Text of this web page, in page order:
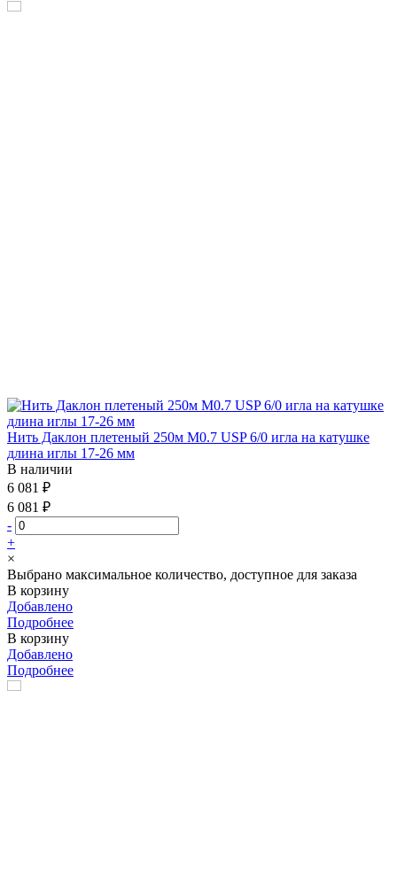
Нить Даклон плетеный 250м М0.7 USP 6/0 игла на катушке
длина иглы 17-26 мм
В наличии
6 081 ₽
6 081 ₽
-
+
×
Выбрано максимальное количество, доступное для заказа
В корзину
Добавлено
Подробнее
В корзину
Добавлено
Подробнее